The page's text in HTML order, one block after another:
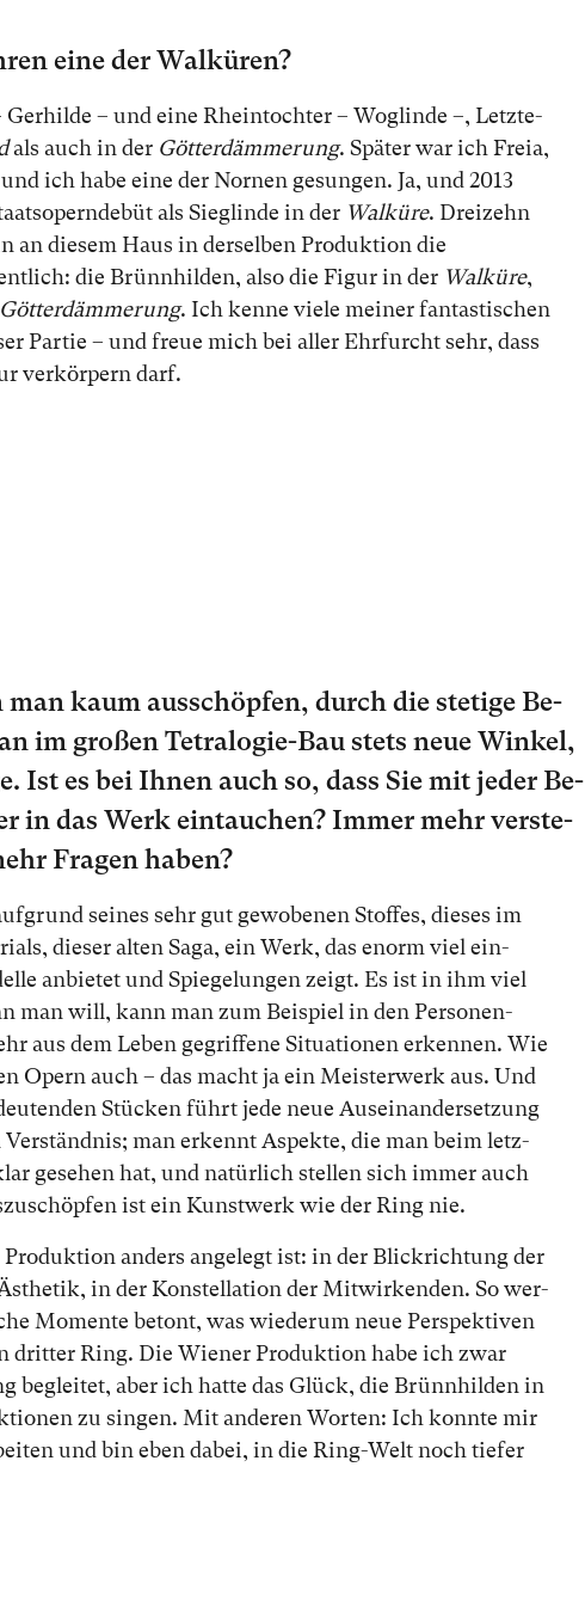
ei­ne der Walküren?
– und ei­ne Rheintochter – Woglinde –, Letz­te­
als auch in der Götterdämmerung. Spä­ter war ich Freia,
ich ha­be ei­ne der Nornen ge­sun­gen. Ja, und 2013
als Sieglinde in der Walküre. Drei­zehn
an die­sem Haus in der­sel­ben Pro­duk­ti­on die
die Brünnhilden, al­so die Fi­gur in der Walküre,
Götterdämmerung. Ich ken­ne vie­le mei­ner fan­tas­ti­schen
Par­tie – und freue mich bei al­ler Ehr­furcht sehr, dass
ver­kör­pern darf.
kaum aus­schöp­fen, durch die ste­ti­ge Be­
im gro­ßen Tetralogie-Bau stets neue Win­kel,
Ist es bei Ih­nen auch so, dass Sie mit je­der Be­
in das Werk ein­tau­chen? Im­mer mehr ver­ste­
Fra­gen ha­ben?
sei­nes sehr gut ge­wo­be­nen Stof­fes, die­ses im
die­ser al­ten Sa­ga, ein Werk, das enorm viel ein­
an­bie­tet und Spie­ge­lun­gen zeigt. Es ist in ihm viel
man will, kann man zum Bei­spiel in den Per­so­nen­
aus dem Le­ben ge­grif­fe­ne Si­tua­tio­nen er­ken­nen. Wie
Opern auch – das macht ja ein Meis­ter­werk aus. Und
Stü­cken führt je­de neue Aus­ein­an­der­set­zung
man er­kennt As­pek­te, die man beim letz­
ge­se­hen hat, und na­tür­lich stel­len sich im­mer auch
ist ein Kunst­werk wie der Ring nie.
Pro­duk­ti­on an­ders an­ge­legt ist: in der Blick­rich­tung der
in der Kon­stel­la­ti­on der Mit­wir­ken­den. So wer­
Mo­men­te be­tont, was wie­der­um neue Per­spek­ti­ven
drit­ter Ring. Die Wiener Pro­duk­ti­on ha­be ich zwar
be­glei­tet, aber ich hat­te das Glück, die Brünnhilden in
zu sin­gen. Mit an­de­ren Wor­ten: Ich konn­te mir
und bin eben da­bei, in die Ring-Welt noch tie­fer